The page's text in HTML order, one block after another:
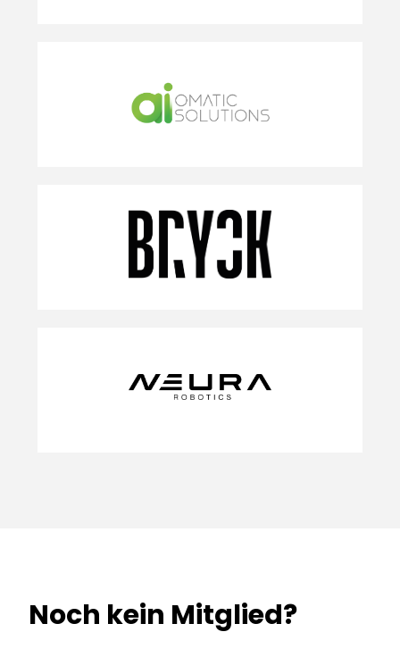
Noch kein Mitglied?